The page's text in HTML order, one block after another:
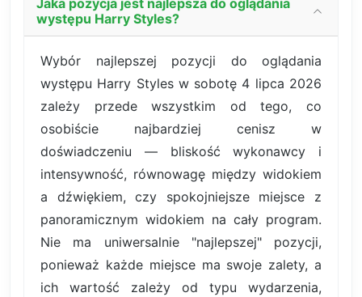
Jaka pozycja jest najlepsza do oglądania
występu Harry Styles?
Wybór najlepszej pozycji do oglądania
występu Harry Styles w sobotę 4 lipca 2026
zależy przede wszystkim od tego, co
osobiście najbardziej cenisz w
doświadczeniu — bliskość wykonawcy i
intensywność, równowagę między widokiem
a dźwiękiem, czy spokojniejsze miejsce z
panoramicznym widokiem na cały program.
Nie ma uniwersalnie "najlepszej" pozycji,
ponieważ każde miejsce ma swoje zalety, a
ich wartość zależy od typu wydarzenia,